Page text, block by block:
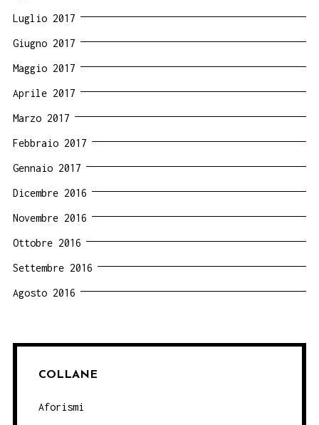
Luglio 2017
Giugno 2017
Maggio 2017
Aprile 2017
Marzo 2017
Febbraio 2017
Gennaio 2017
Dicembre 2016
Novembre 2016
Ottobre 2016
Settembre 2016
Agosto 2016
COLLANE
Aforismi